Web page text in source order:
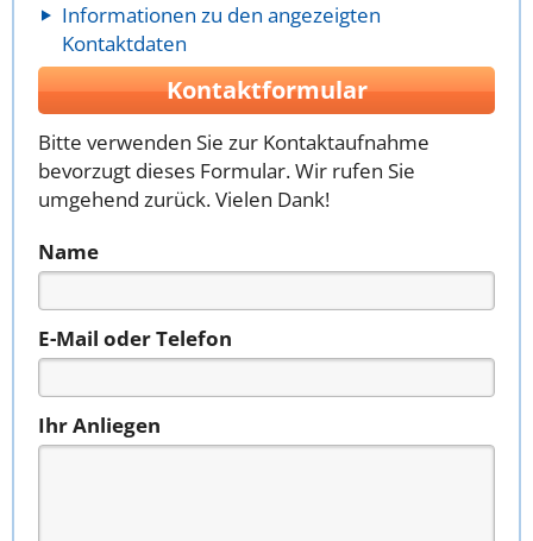
Informationen zu den angezeigten
Kontaktdaten
Kontaktformular
Bitte verwenden Sie zur Kontaktaufnahme
bevorzugt dieses Formular. Wir rufen Sie
umgehend zurück. Vielen Dank!
Name
E-Mail oder Telefon
Ihr Anliegen